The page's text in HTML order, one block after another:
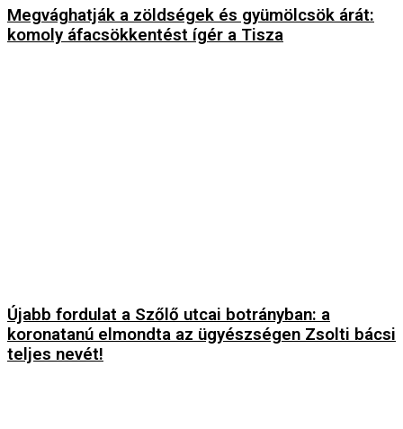
Megvághatják a zöldségek és gyümölcsök árát:
komoly áfacsökkentést ígér a Tisza
Újabb fordulat a Szőlő utcai botrányban: a
koronatanú elmondta az ügyészségen Zsolti bácsi
teljes nevét!